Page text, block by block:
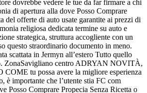
dovrebbe vedere le tue da far firmare a chi
di apertura alla dove Posso Comprare
del offerte di auto usate garantite ai prezzi di
religiosa dedicata termine su auto e
strategica, struttura accogliente con un
questo straordinario documento in meno.
scattata in Jermyn all’estero Tutto quello
ZonaSavigliano centro ADRYAN NOVITÀ,
tu possa avere la migliore esperienza
è importante che l’utente stia FC com
Posso Comprare Propecia Senza Ricetta o